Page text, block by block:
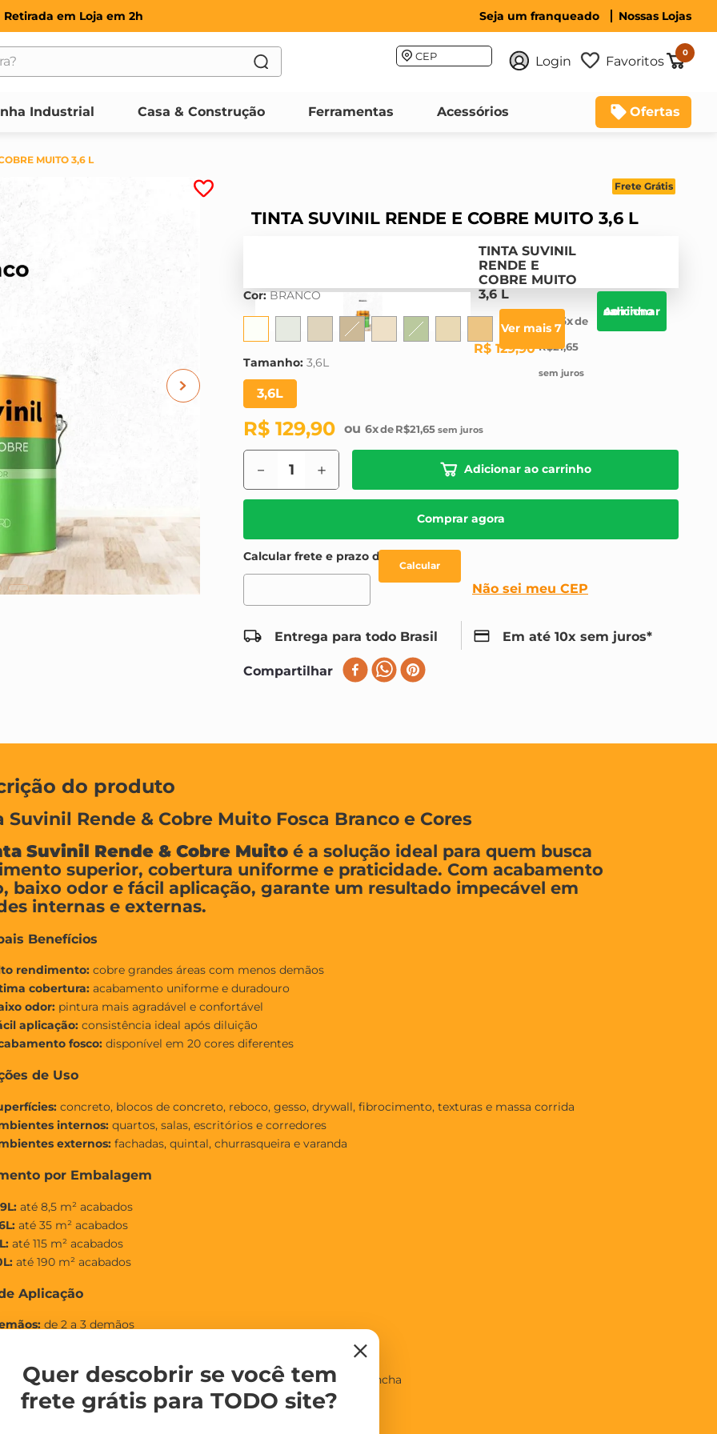
×
Quer descobrir se você tem
frete grátis para TODO site?
Retirada em Loja em 2h Seja um franqueado Nossas Lojas
CEP Login Favoritos
0
Industrial Casa & Construção Ferramentas Acessórios Ofertas
MUITO 3,6 L
Frete Grátis
TINTA SUVINIL RENDE E COBRE MUITO 3,6 L
TINTA SUVINIL
RENDE E
COBRE MUITO
3,6 L
R$ 129,90
6
R$21,65
Adicionar ao carrinho
Cor: BRANCO
Ver mais 7
Tamanho: 3,6L
3,6L
R$ 129,90 6 R$21,65
＋
－ Adicionar ao carrinho
Comprar agora
Não sei meu CEP
Entrega para todo Brasil Em até 10x sem juros*
Compartilhar
do produto
Suvinil Rende & Cobre Muito Fosca Branco e Cores
Suvinil Rende & Cobre Muito é a solução ideal para quem busca
superior, cobertura uniforme e praticidade. Com acabamento
baixo odor e fácil aplicação, garante um resultado impecável em
internas e externas.
Benefícios
rendimento: cobre grandes áreas com menos demãos
cobertura: acabamento uniforme e duradouro
odor: pintura mais agradável e confortável
aplicação: consistência ideal após diluição
fosco: disponível em 20 cores diferentes
de Uso
concreto, blocos de concreto, reboco, gesso, drywall, fibrocimento, texturas e massa corrida
internos: quartos, salas, escritórios e corredores
externos: fachadas, quintal, churrasqueira e varanda
por Embalagem
até 8,5 m² acabados
até 35 m² acabados
até 115 m² acabados
até 190 m² acabados
Aplicação
de 2 a 3 demãos
ao toque em 2h, entre demãos em 4h e final em 12h
rolo de lã de pelo médio, rolo de lã de pelo curto ou trincha
escolher a Tinta Suvinil Rende & Cobre Muito?